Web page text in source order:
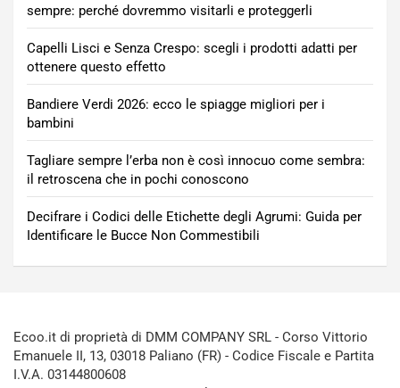
sempre: perché dovremmo visitarli e proteggerli
Capelli Lisci e Senza Crespo: scegli i prodotti adatti per
ottenere questo effetto
Bandiere Verdi 2026: ecco le spiagge migliori per i
bambini
Tagliare sempre l’erba non è così innocuo come sembra:
il retroscena che in pochi conoscono
Decifrare i Codici delle Etichette degli Agrumi: Guida per
Identificare le Bucce Non Commestibili
Ecoo.it di proprietà di DMM COMPANY SRL - Corso Vittorio
Emanuele II, 13, 03018 Paliano (FR) - Codice Fiscale e Partita
I.V.A. 03144800608